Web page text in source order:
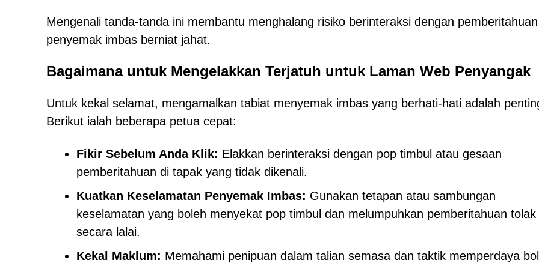
Mengenali tanda-tanda ini membantu menghalang risiko berinteraksi dengan pemberitahuan
penyemak imbas berniat jahat.
Bagaimana untuk Mengelakkan Terjatuh untuk Laman Web Penyangak
Untuk kekal selamat, mengamalkan tabiat menyemak imbas yang berhati-hati adalah
Berikut ialah beberapa petua cepat:
Fikir Sebelum Anda Klik: Elakkan berinteraksi dengan pop timbul atau gesaan
pemberitahuan di tapak yang tidak dikenali.
Kuatkan Keselamatan Penyemak Imbas: Gunakan tetapan atau sambungan
keselamatan yang boleh menyekat pop timbul dan melumpuhkan pemberitahuan tolak
secara lalai.
Kekal Maklum: Memahami penipuan dalam talian semasa dan taktik memperdaya